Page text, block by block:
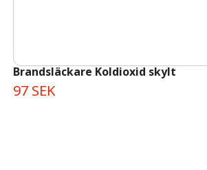
Brandsläckare Koldioxid skylt
97 SEK